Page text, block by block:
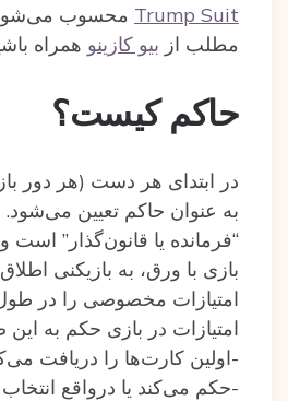
Trump Suit محسوب می‌شود.
مطلب از بیو کازینو همراه
حاکم کیست؟
در ابتدای هر دست (هر دور
به عنوان حاکم تعیین می‌شود.
“فرمانده یا قانون‌گذار”
بازی با ورق، به بازیکنی
امتیازات مخصوصی را در طول
امتیازات در بازی حکم به
-اولین کارت‌ها را دریافت
-حکم می‌کند یا درواقع